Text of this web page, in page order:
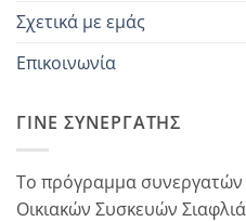
Σχετικά με εμάς
Επικοινωνία
ΓΊΝΕ ΣΥΝΕΡΓΆΤΗΣ
Το πρόγραμμα συνεργατών
Οικιακών Συσκευών